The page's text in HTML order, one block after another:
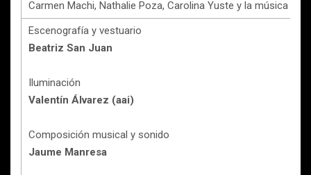
Carmen Machi, Nathalie Poza, Carolina Yuste y la música en
Escenografía y vestuario
Beatriz San Juan
Iluminación
Valentín Álvarez (aai)
Composición musical y sonido
Jaume Manresa